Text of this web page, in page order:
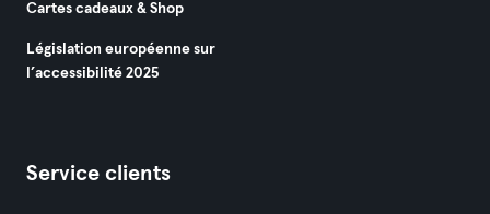
Cartes cadeaux & Shop
Législation européenne sur
l’accessibilité 2025
Service clients